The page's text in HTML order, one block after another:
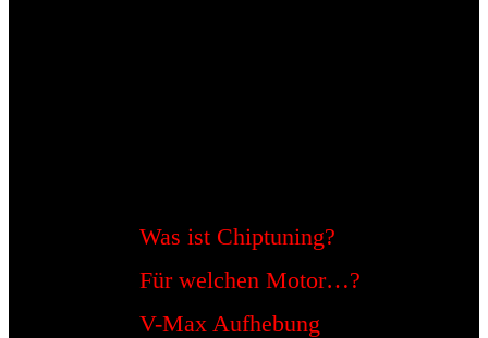
Was ist Chiptuning?
Für welchen Motor…?
V-Max Aufhebung